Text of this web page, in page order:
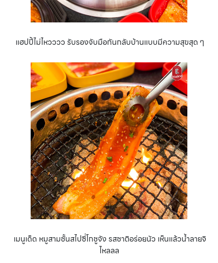
แฮปปี้ไม่ไหวววว รับรองจับมือกันกลับบ้านแบบมีความสุขสุด ๆ
เมนูเด็ด หมูสามชั้นสไปซี่โกชูจัง รสชาติอร่อยนัว เห็นแล้วน้ำลายจิ
ไหลลล